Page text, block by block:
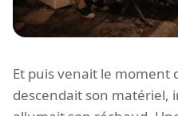
Et puis venait le moment
descendait son matériel,